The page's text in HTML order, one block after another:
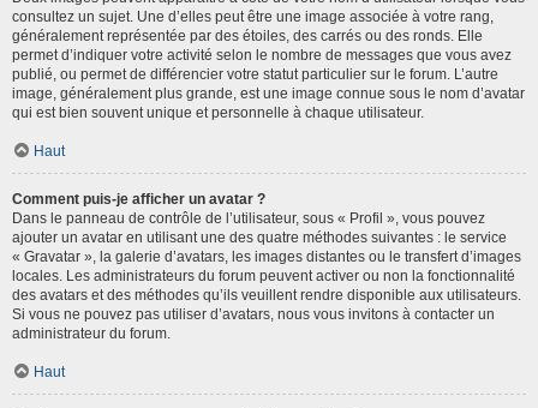
consultez un sujet. Une d’elles peut être une image associée à votre rang,
généralement représentée par des étoiles, des carrés ou des ronds. Elle
permet d’indiquer votre activité selon le nombre de messages que vous avez
publié, ou permet de différencier votre statut particulier sur le forum. L’autre
image, généralement plus grande, est une image connue sous le nom d’avatar
qui est bien souvent unique et personnelle à chaque utilisateur.
Haut
Comment puis-je afficher un avatar ?
Dans le panneau de contrôle de l’utilisateur, sous « Profil », vous pouvez
ajouter un avatar en utilisant une des quatre méthodes suivantes : le service
« Gravatar », la galerie d’avatars, les images distantes ou le transfert d’images
locales. Les administrateurs du forum peuvent activer ou non la fonctionnalité
des avatars et des méthodes qu’ils veuillent rendre disponible aux utilisateurs.
Si vous ne pouvez pas utiliser d’avatars, nous vous invitons à contacter un
administrateur du forum.
Haut